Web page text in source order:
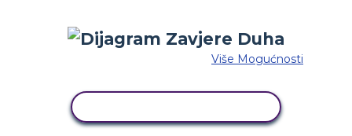
Više Mogućnosti